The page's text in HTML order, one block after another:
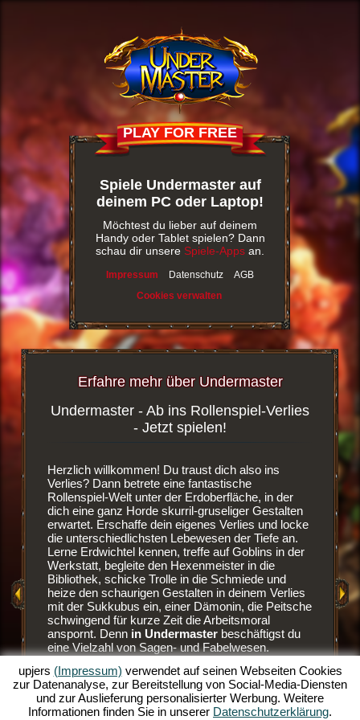
PLAY FOR FREE
Spiele Undermaster auf
deinem PC oder Laptop!
Möchtest du lieber auf deinem
Handy oder Tablet spielen? Dann
schau dir unsere Spiele-Apps an.
Impressum Datenschutz
AGB
Cookies verwalten
Erfahre mehr über Undermaster
du
Undermaster - Ab ins Rollenspiel-Verlies
- Jetzt spielen!
Herzlich willkommen! Du traust dich also ins
Verlies? Dann betrete eine fantastische
Rollenspiel-Welt unter der Erdoberfläche, in der
dich eine ganz Horde skurril-gruseliger Gestalten
erwartet. Erschaffe dein eigenes Verlies und locke
die unterschiedlichsten Lebewesen der Tiefe an.
Lerne Erdwichtel kennen, treffe auf Goblins in der
Werkstatt, begleite den Hexenmeister in die
Bibliothek, schicke Trolle in die Schmiede und
heize den schaurigen Gestalten in deinem Verlies
mit der Sukkubus ein, einer Dämonin, die Peitsche
schwingend für kurze Zeit die Arbeitsmoral
anspornt. Denn in Undermasterbeschäftigst du
eine Vielzahl von Sagen- und Fabelwesen.
und baue es über mehrere Ebenen aus.
Schmücke es mit tollen Items, baue die Räume
aus und illuminiere die düstere Szenerie mit bunten
Fackeln. Erlebe die Spieltiefen dieses
Es ist
den
dein
der
neue
Sobald
aber
und
es
lässt.
Monster
upjers (Impressum) verwendet auf seinen Webseiten Cookies
zur Datenanalyse, zur Bereitstellung von Social-Media-Diensten
und zur Auslieferung personalisierter Werbung. Weitere
Informationen finden Sie in unserer Datenschutzerklärung.